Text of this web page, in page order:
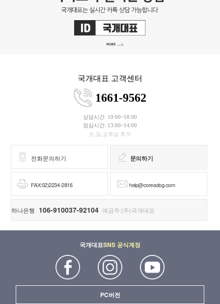
국개대표 고객센터
1661-9562
상담시간: 10:00~18:00
점심시간: 13:00~14:00
토,일,공휴일 휴무
전화문의하기 문의하기
FAX:02)2234-2816 help@coreadog.com
하나은행 106-910037-92104 예금주:(주)국개대표
국개대표SNS 공식계정
PC버전